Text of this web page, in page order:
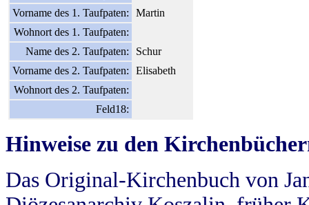
Vorname des 1. Taufpaten:
Martin
Wohnort des 1. Taufpaten:
Name des 2. Taufpaten:
Schur
Vorname des 2. Taufpaten:
Elisabeth
Wohnort des 2. Taufpaten:
Feld18:
Hinweise zu den
Das Original-Kirchenbuch von